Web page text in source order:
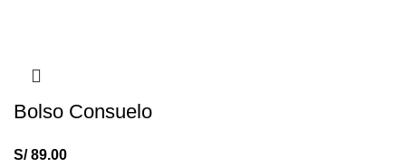
Bolso Consuelo
S/89.00